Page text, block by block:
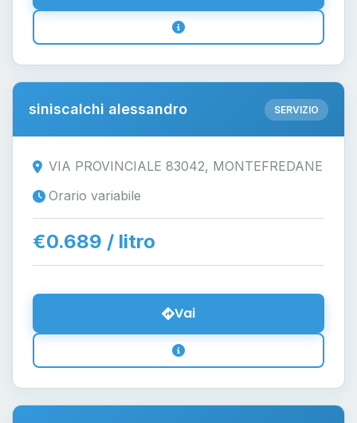
siniscalchi alessandro SERVIZIO
VIA PROVINCIALE 83042, MONTEFREDANE
Orario variabile
€0.689 / litro
Vai